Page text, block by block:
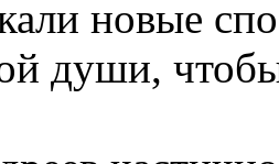
новые
души,